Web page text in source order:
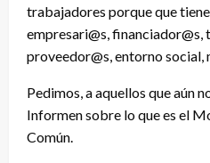
trabajadores porque que tiene
empresari@s, financiador@s,
proveedor@s, entorno
Pedimos, a aquellos que aún
Informen sobre lo que es el
Común.